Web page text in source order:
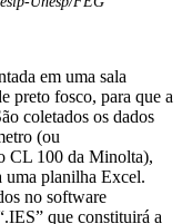
em uma sala
preto fosco, para que a
coletados os dados
(ou
CL 100 da Minolta),
uma planilha Excel.
no software
que constituirá a